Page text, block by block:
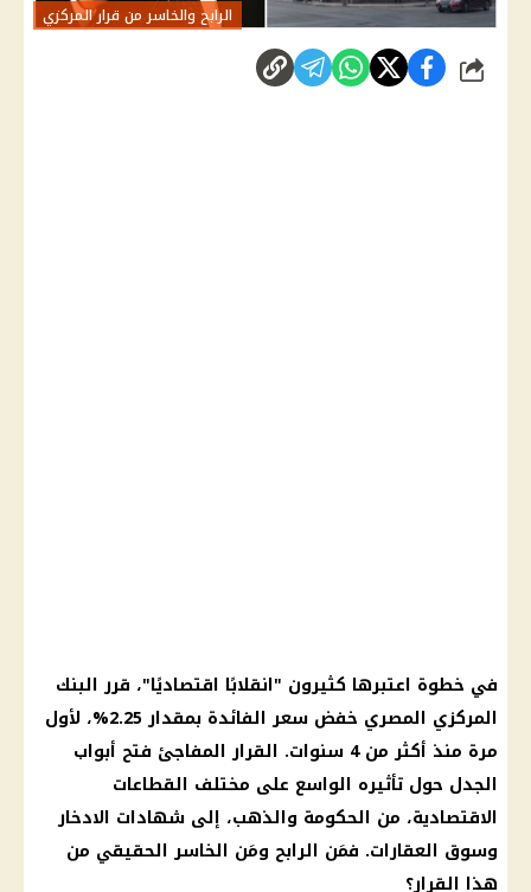
الرابح والخاسر من قرار المركزي
شارك
في خطوة اعتبرها كثيرون "انقلابًا اقتصاديًا"، قررالبنك
المركزي المصري خفض سعر الفائدة
بمقدار 2.25%، لأول
مرة منذ أكثر من 4 سنوات.
القرارالمفاجئ فتح أبواب
الجدل حول تأثيره الواسع على مختلف القطاعات
الاقتصادية، من الحكومة والذهب، إلى شهادات الادخار
وسوق العقارات. فمَن الرابح ومَن الخاسر الحقيقي من
هذا القرار؟